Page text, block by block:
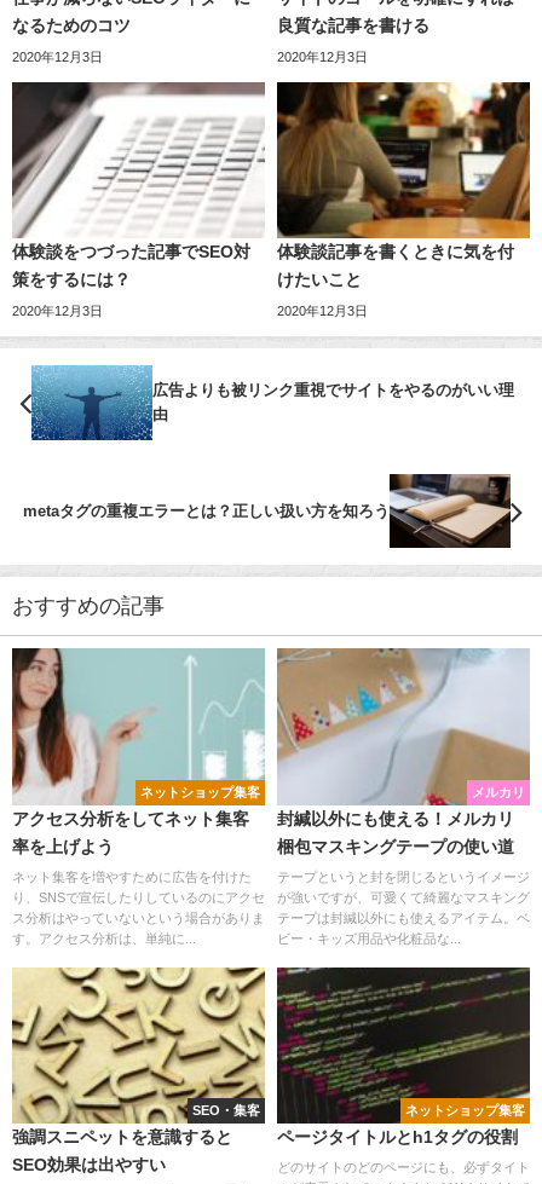
なるためのコツ
2020年12月3日
良質な記事を書ける
2020年12月3日
体験談をつづった記事でSEO対
策をするには？
2020年12月3日
体験談記事を書くときに気を付
けたいこと
2020年12月3日
広告よりも被リンク重視でサイトをやるのがいい理
由
metaタグの重複エラーとは？正しい扱い方を知ろう
おすすめの記事
ネットショップ集客
アクセス分析をしてネット集客
率を上げよう
ネット集客を増やすために広告を付けた
り、SNSで宣伝したりしているのにアクセ
ス分析はやっていないという場合がありま
す。アクセス分析は、単純に...
メルカリ
封緘以外にも使える！メルカリ
梱包マスキングテープの使い道
テープというと封を閉じるというイメージ
が強いですが、可愛くて綺麗なマスキング
テープは封緘以外にも使えるアイテム。ベ
ビー・キッズ用品や化粧品な...
SEO・集客
強調スニペットを意識すると
SEO効果は出やすい
ネットショップ集客
ページタイトルとh1タグの役割
どのサイトのどのページにも、必ずタイト